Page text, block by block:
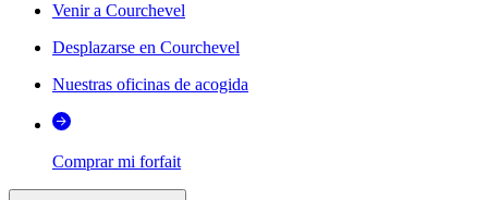
Venir a Courchevel
Desplazarse en Courchevel
Nuestras oficinas de acogida
Comprar mi forfait